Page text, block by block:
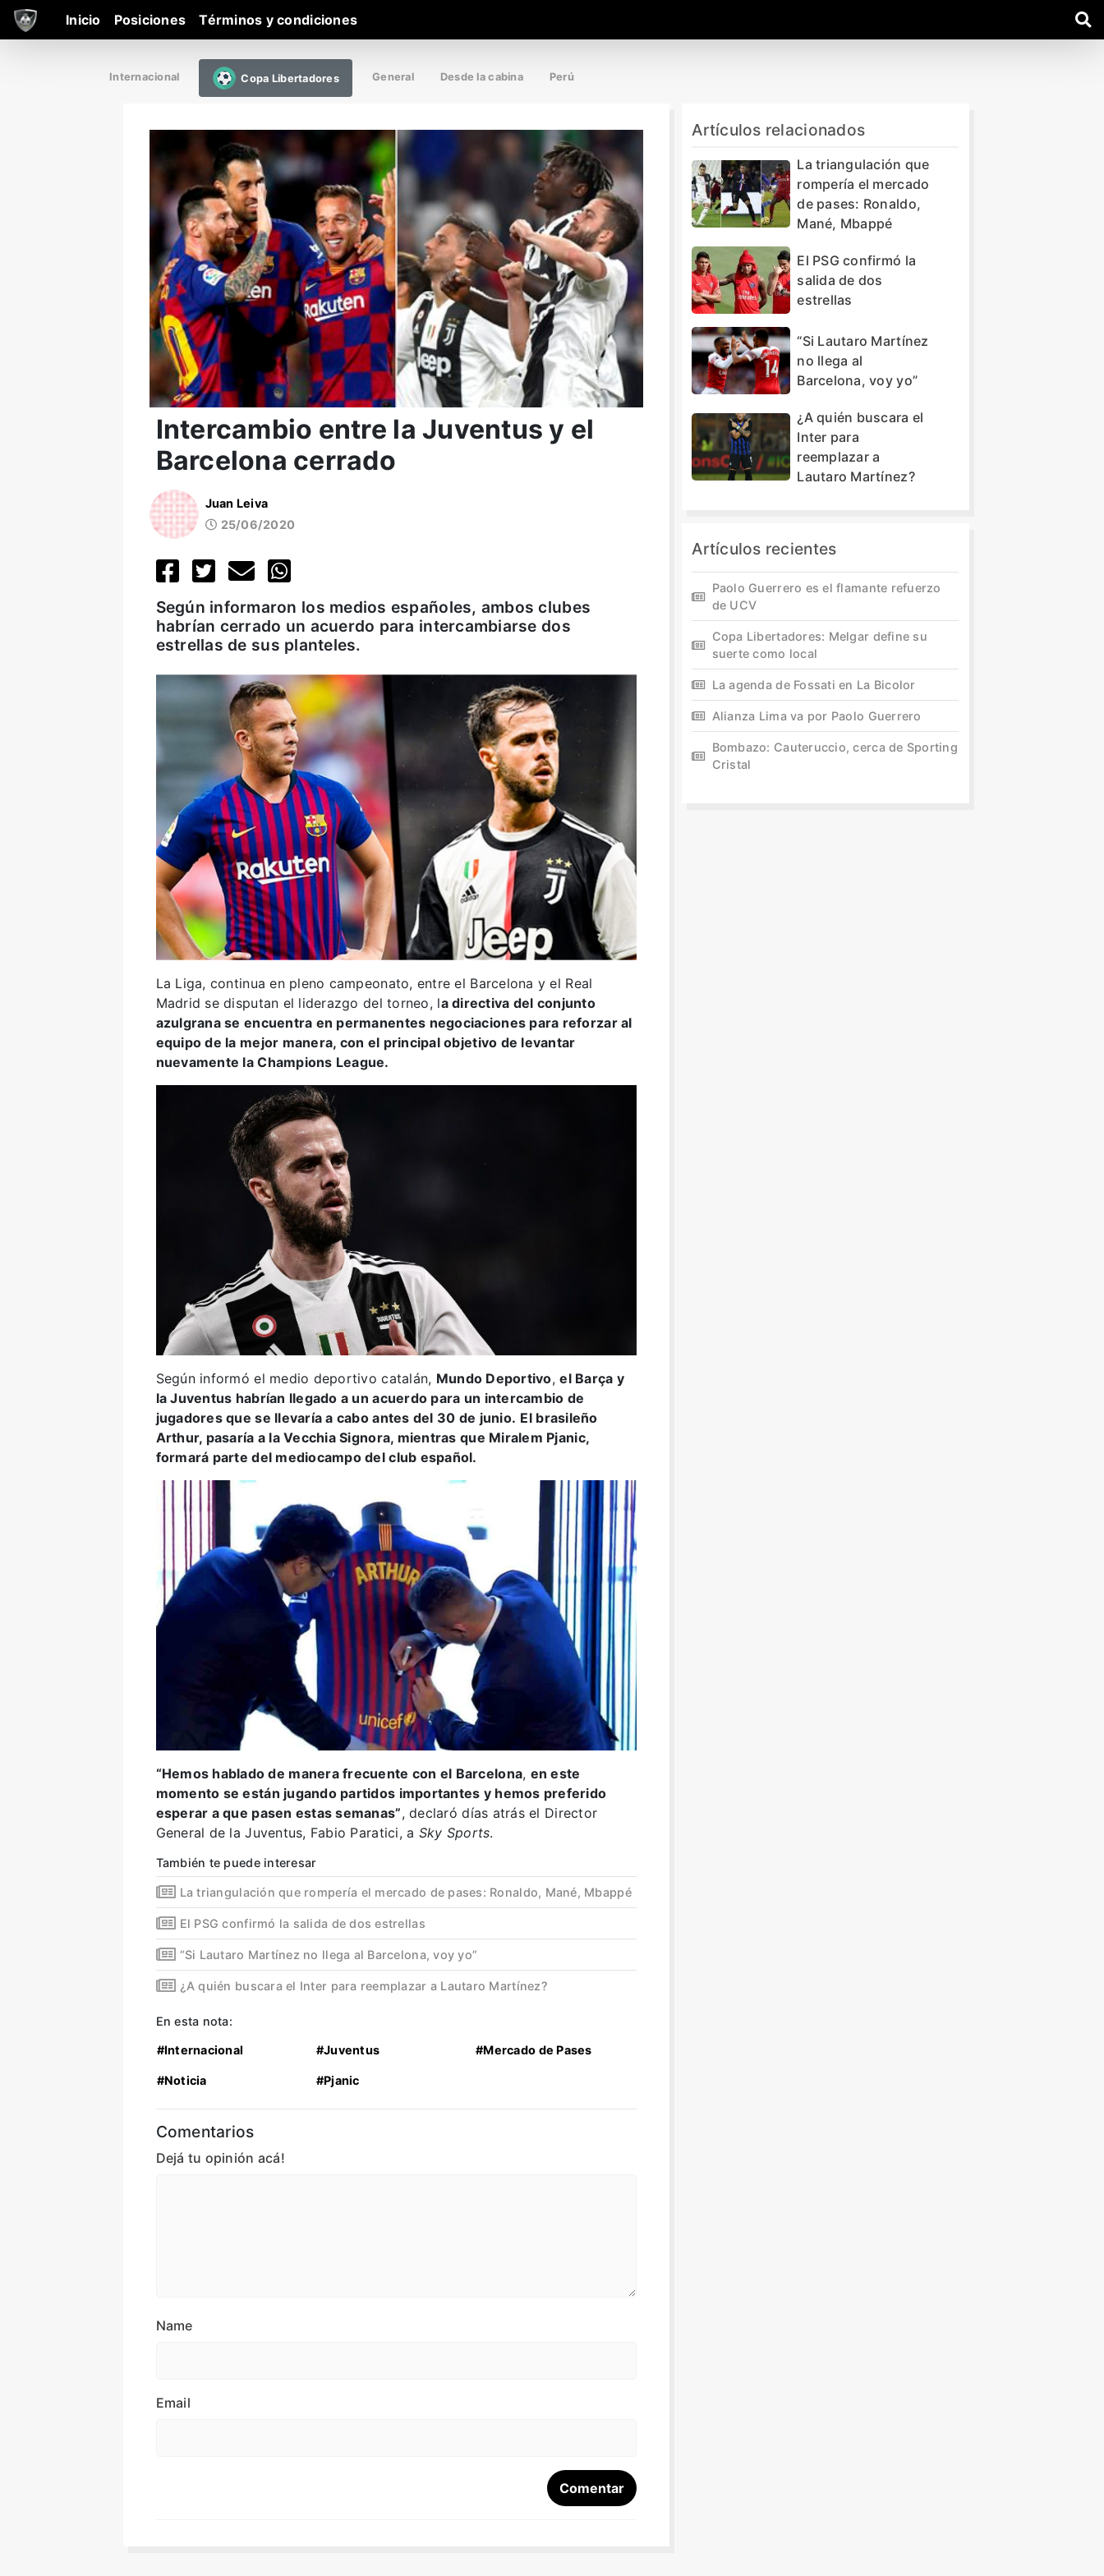
Inicio Posiciones Términos y condiciones
Internacional Copa Libertadores General Desde la cabina Perú
Intercambio entre la Juventus y el
Barcelona cerrado
Juan Leiva
25/06/2020
Según informaron los medios españoles, ambos clubes
habrían cerrado un acuerdo para intercambiarse dos
estrellas de sus planteles.
La Liga, continua en pleno campeonato, entre el Barcelona y el Real
Madrid se disputan el liderazgo del torneo, la directiva del conjunto
azulgrana se encuentra en permanentes negociaciones para reforzar al
equipo de la mejor manera, con el principal objetivo de levantar
nuevamente la Champions League.
Según informó el medio deportivo catalán, Mundo Deportivo,el Barça y
la Juventus habrían llegado a un acuerdo para un intercambio de
jugadores que se llevaría a cabo antes del 30 de junio. El brasileño
Arthur, pasaría a la Vecchia Signora, mientras que Miralem Pjanic,
formará parte del mediocampo del club español.
“Hemos hablado de manera frecuente con el Barcelona, en este
momento se están jugando partidos importantes y hemos preferido
esperar a que pasen estas semanas”, declaró días atrás el Director
General de la Juventus, Fabio Paratici, a Sky Sports.
También te puede interesar
La triangulación que rompería el mercado de pases: Ronaldo, Mané, Mbappé
El PSG confirmó la salida de dos estrellas
“Si Lautaro Martínez no llega al Barcelona, voy yo”
¿A quién buscara el Inter para reemplazar a Lautaro Martínez?
En esta nota:
#Internacional #Juventus #Mercado de Pases
#Noticia #Pjanic
Comentarios
Dejá tu opinión acá!
Name
Email
Artículos relacionados
La triangulación que
rompería el mercado
de pases: Ronaldo,
Mané, Mbappé
El PSG confirmó la
salida de dos
estrellas
“Si Lautaro Martínez
no llega al
Barcelona, voy yo”
¿A quién buscara el
Inter para
reemplazar a
Lautaro Martínez?
Artículos recientes
Paolo Guerrero es el flamante refuerzo
de UCV
Copa Libertadores: Melgar define su
suerte como local
La agenda de Fossati en La Bicolor
Alianza Lima va por Paolo Guerrero
Bombazo: Cauteruccio, cerca de Sporting
Cristal